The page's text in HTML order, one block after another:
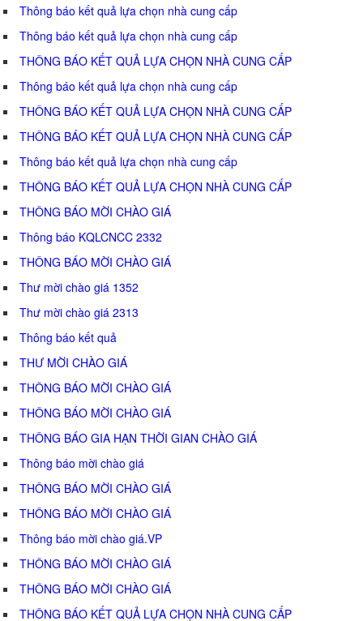
Thông báo kết quả lựa chọn nhà cung cấp
Thông báo kết quả lựa chọn nhà cung cấp
THÔNG BÁO KẾT QUẢ LỰA CHỌN NHÀ CUNG CẤP
Thông báo kết quả lựa chọn nhà cung cấp
THÔNG BÁO KẾT QUẢ LỰA CHỌN NHÀ CUNG CẤP
THÔNG BÁO KẾT QUẢ LỰA CHỌN NHÀ CUNG CẤP
Thông báo kết quả lựa chọn nhà cung cấp
THÔNG BÁO KẾT QUẢ LỰA CHỌN NHÀ CUNG CẤP
THÔNG BÁO MỜI CHÀO GIÁ
Thông báo KQLCNCC 2332
THÔNG BÁO MỜI CHÀO GIÁ
Thư mời chào giá 1352
Thư mời chào giá 2313
Thông báo kết quả
THƯ MỜI CHÀO GIÁ
THÔNG BÁO MỜI CHÀO GIÁ
THÔNG BÁO MỜI CHÀO GIÁ
THÔNG BÁO GIA HẠN THỜI GIAN CHÀO GIÁ
Thông báo mời chào giá
THÔNG BÁO MỜI CHÀO GIÁ
THÔNG BÁO MỜI CHÀO GIÁ
Thông báo mời chào giá.VP
THÔNG BÁO MỜI CHÀO GIÁ
THÔNG BÁO MỜI CHÀO GIÁ
THÔNG BÁO KẾT QUẢ LỰA CHỌN NHÀ CUNG CẤP